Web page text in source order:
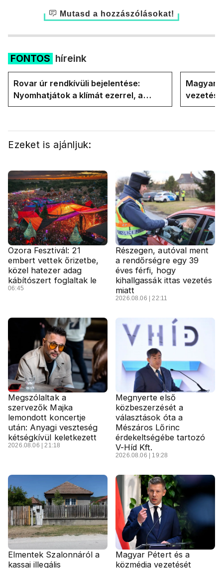
Mutasd a hozzászólásokat!
FONTOS híreink
Rovar úr rendkívüli bejelentése:
Nyomhatjátok a klímát ezerrel, a
hűtőket letekerhetitek, vége az
Magyar
Ezeket is ajánljuk:
Ozora Fesztivál: 21
embert vettek őrizetbe,
közel hatezer adag
kábítószert foglaltak le
06:45
Részegen, autóval ment
a rendőrségre egy 39
éves férfi, hogy
kihallgassák ittas vezetés
miatt
2026.08.06 | 22:11
Megszólaltak a
szervezők Majka
lemondott koncertje
után: Anyagi veszteség
kétségkívül keletkezett
2026.08.06 | 21:18
Megnyerte első
közbeszerzését a
választások óta a
Mészáros Lőrinc
érdekeltségébe tartozó
V-Híd Kft.
2026.08.06 | 19:28
Elmentek Szalonnáról a
kassai illegális
Magyar Pétert és a
közmédia vezetését